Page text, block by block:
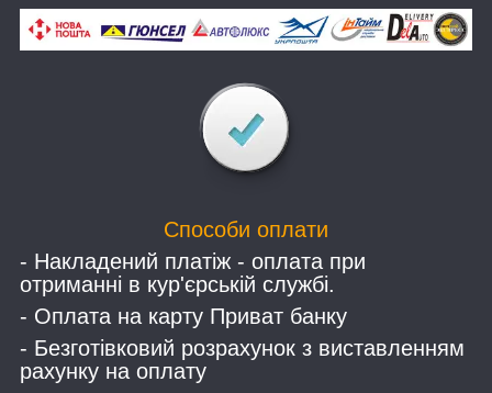
Способи оплати
- Накладений платіж - оплата при
отриманні в кур'єрській службі.
- Оплата на карту Приват банку
- Безготівковий розрахунок з виставленням
рахунку на оплату